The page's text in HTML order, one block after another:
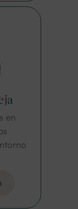
en